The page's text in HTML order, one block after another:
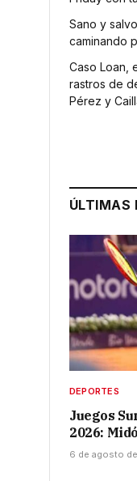
Sano y
caminando
Caso Loan,
rastros de
Pérez y
ÚLTIMAS
DEPORTES
Juegos
2026:
6 de agosto